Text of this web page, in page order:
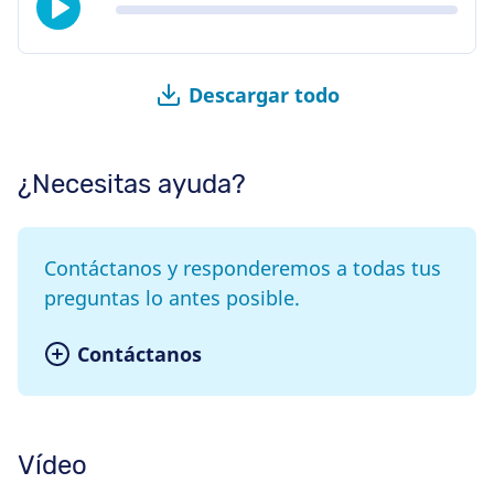
Descargar todo
¿Necesitas ayuda?
Contáctanos y responderemos a todas tus
preguntas lo antes posible.
Contáctanos
Vídeo